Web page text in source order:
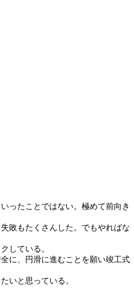
ったことではない。極めて前向き
敗もたくさんした。でもやればな
している。
に、円滑に進むことを願い竣工式
いと思っている。